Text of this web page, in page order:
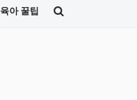
육아 꿀팁